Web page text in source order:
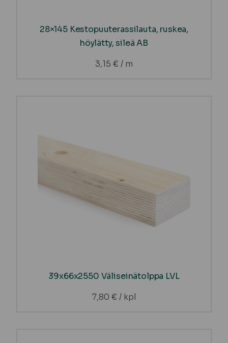
28×145 Kestopuuterassilauta, ruskea,
höylätty, sileä AB
3,15 € / m
39x66x2550 Väliseinätolppa LVL
7,80 € / kpl